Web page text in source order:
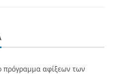
πρόγραμμα αφίξεων των